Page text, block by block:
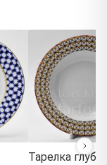
Тарелка